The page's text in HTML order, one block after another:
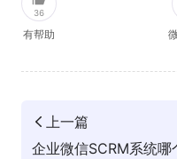
36
有帮助
上一篇
企业微信SCRM系统